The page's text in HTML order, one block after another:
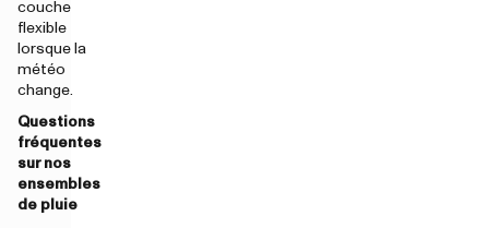
couche
flexible
lorsque la
météo
change.
Questions
fréquentes
sur nos
ensembles
de pluie